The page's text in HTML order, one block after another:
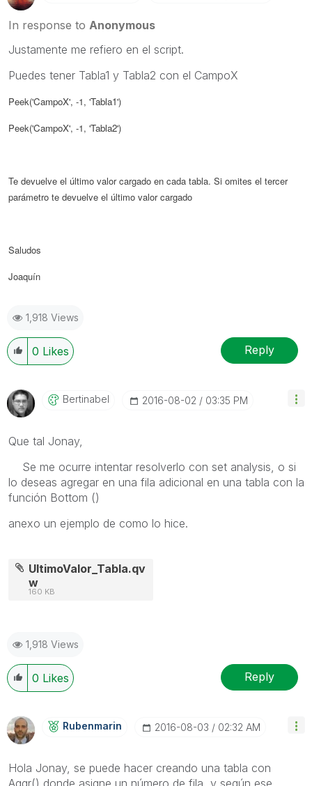
In response to Anonymous
Justamente me refiero en el script.
Puedes tener Tabla1 y Tabla2 con el CampoX
Peek('CampoX', -1, 'Tabla1')
Peek('CampoX', -1, 'Tabla2')
Te devuelve el último valor cargado en cada tabla. Si omites el tercer
parámetro te devuelve el último valor cargado
Saludos
Joaquín
1,918 Views
0 Likes Reply
Bertinabel ‎2016-08-02 03:35 PM
Que tal Jonay,
Se me ocurre intentar resolverlo con set analysis, o si
lo deseas agregar en una fila adicional en una tabla con la
función Bottom ()
anexo un ejemplo de como lo hice.
UltimoValor_Tabla.qv
w
160 KB
1,918 Views
0 Likes Reply
Rubenmarin ‎2016-08-03 02:32 AM
Hola Jonay, se puede hacer creando una tabla con
Aggr() donde asigne un número de fila, y según ese